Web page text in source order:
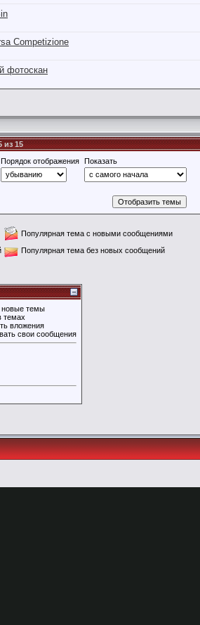
Competizione
фотоскан
из 15
Порядок отображения Показать
Популярная тема с новыми сообщениями
Популярная тема без новых сообщений
новые темы
темах
вложения
свои сообщения